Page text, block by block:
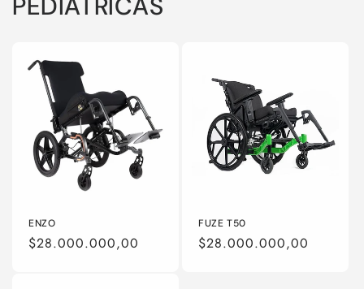
ENZO
Precio
$28.000.000,00
FUZE T50
Precio
$28.000.000,00